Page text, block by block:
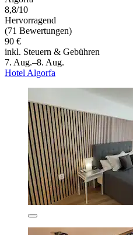
8,8/10
Hervorragend
(71 Bewertungen)
90 €
inkl. Steuern & Gebühren
7. Aug.–8. Aug.
Hotel Algorfa